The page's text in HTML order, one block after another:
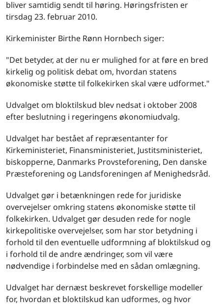
bliver samtidig sendt til høring. Høringsfristen er
tirsdag 23. februar 2010.
Kirkeminister Birthe Rønn Hornbech siger:
"Det betyder, at der nu er mulighed for at føre en bred
kirkelig og politisk debat om, hvordan statens
økonomiske støtte til folkekirken skal være udformet."
Udvalget om bloktilskud blev nedsat i oktober 2008
efter beslutning i regeringens økonomiudvalg.
Udvalget har bestået af repræsentanter for
Kirkeministeriet, Finansministeriet, Justitsministeriet,
biskopperne, Danmarks Provsteforening, Den danske
Præsteforening og Landsforeningen af Menighedsråd.
Udvalget gør i betænkningen rede for juridiske
overvejelser omkring statens økonomiske støtte til
folkekirken. Udvalget gør desuden rede for nogle
kirkepolitiske overvejelser, som har stor betydning i
forhold til den eventuelle udformning af bloktilskud og
i forhold til de andre ændringer, som vil være
nødvendige i forbindelse med en sådan omlægning.
Udvalget har dernæst beskrevet forskellige modeller
for, hvordan et bloktilskud kan udformes, og hvor